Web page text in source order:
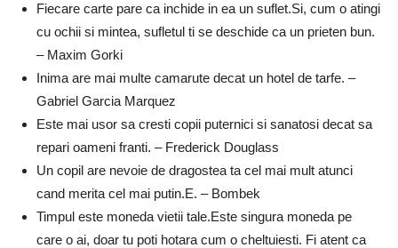
Fiecare carte pare ca inchide in ea un suflet.Si, cum o atingi
cu ochii si mintea, sufletul ti se deschide ca un prieten bun.
– Maxim Gorki
Inima are mai multe camarute decat un hotel de tarfe. –
Gabriel Garcia Marquez
Este mai usor sa cresti copii puternici si sanatosi decat sa
repari oameni franti. – Frederick Douglass
Un copil are nevoie de dragostea ta cel mai mult atunci
cand merita cel mai putin.E. – Bombek
Timpul este moneda vietii tale.Este singura moneda pe
care o ai, doar tu poti hotara cum o cheltuiesti. Fi atent ca